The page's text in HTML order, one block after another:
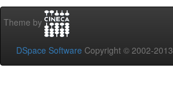
Theme by
DSpace Software Copyright © 2002-2013